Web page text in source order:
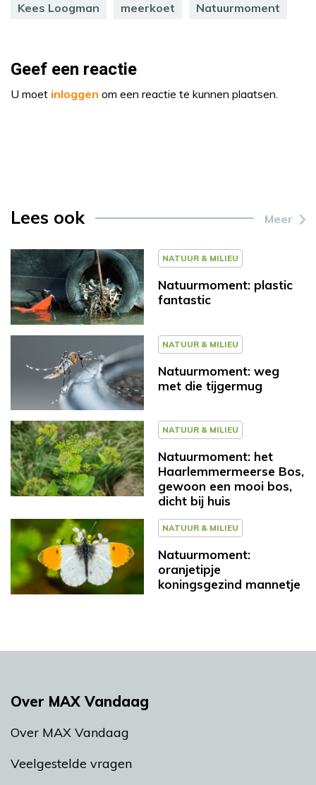
Kees Loogman meerkoet Natuurmoment
Geef een reactie
U moet inloggen om een reactie te kunnen plaatsen.
Lees ook Meer
NATUUR & MILIEU
Natuurmoment: plastic
fantastic
NATUUR & MILIEU
Natuurmoment: weg
met die tijgermug
NATUUR & MILIEU
Natuurmoment: het
Haarlemmermeerse Bos,
gewoon een mooi bos,
dicht bij huis
NATUUR & MILIEU
Natuurmoment:
oranjetipje
koningsgezind mannetje
Over MAX Vandaag
Over MAX Vandaag
Veelgestelde vragen